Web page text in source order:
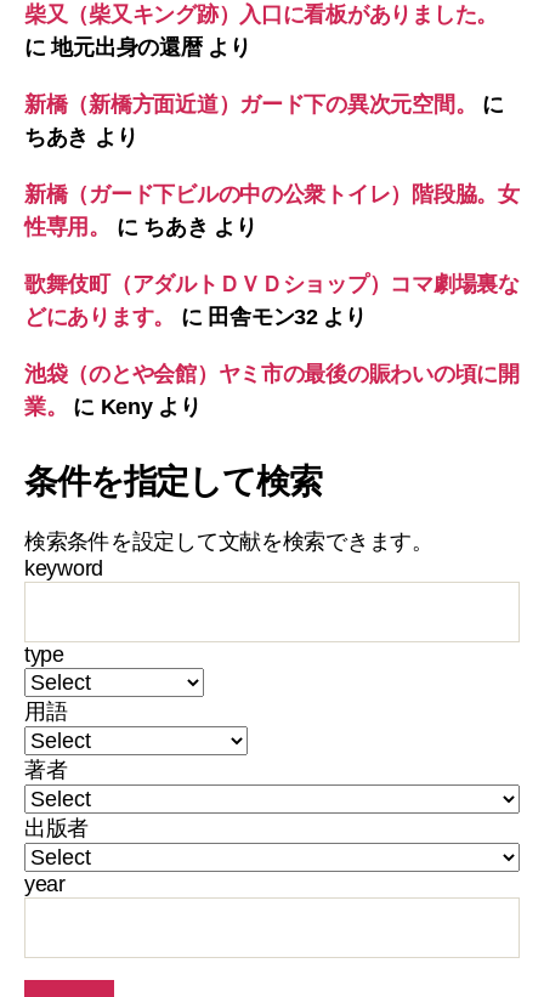
柴又（柴又キング跡）入口に看板がありました。
に地元出身の還暦より
新橋（新橋方面近道）ガード下の異次元空間。
に
ちあき より
新橋（ガード下ビルの中の公衆トイレ）階段脇。女
性専用。
に ちあき より
歌舞伎町（アダルトＤＶＤショップ）コマ劇場裏な
どにあります。
に 田舎モン32より
池袋（のとや会館）ヤミ市の最後の賑わいの頃に開
業。
に Kenyより
条件を指定して検索
検索条件を設定して文献を検索できます。
keyword
type
用語
著者
出版者
year